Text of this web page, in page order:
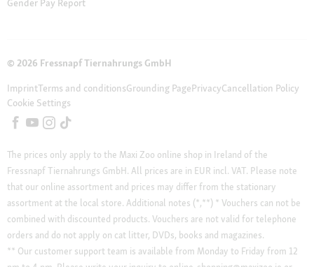
Gender Pay Report
© 2026 Fressnapf Tiernahrungs GmbH
ImprintTerms and conditionsGrounding PagePrivacyCancellation Policy
Cookie Settings
The prices only apply to the Maxi Zoo online shop in Ireland of the
Fressnapf Tiernahrungs GmbH. All prices are in EUR incl. VAT. Please note
that our online assortment and prices may differ from the stationary
assortment at the local store. Additional notes (*,**) * Vouchers can not be
combined with discounted products. Vouchers are not valid for telephone
orders and do not apply on cat litter, DVDs, books and magazines.
** Our customer support team is available from Monday to Friday from 12